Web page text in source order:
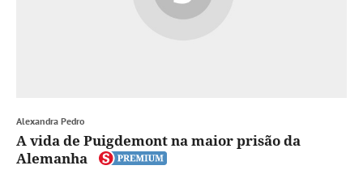
Alexandra Pedro
A vida de Puigdemont na maior prisão da
Alemanha